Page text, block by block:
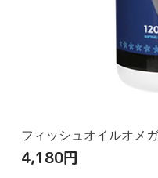
フィッシュオイルオメ
4,180円